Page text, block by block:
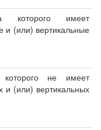
которого имеет
и (или) вертикальные
которого не имеет
и (или) вертикальных